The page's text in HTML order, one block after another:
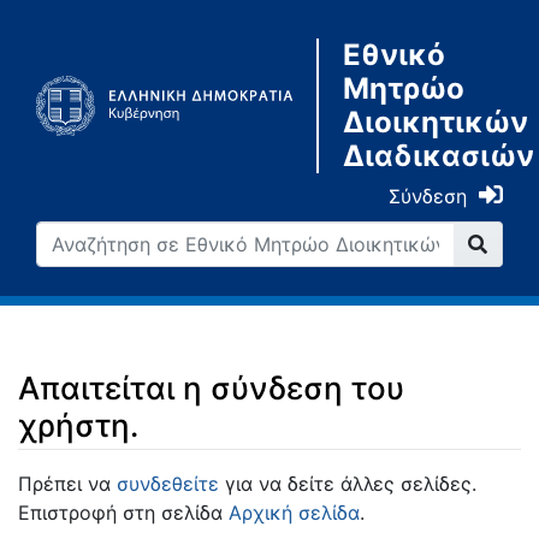
Εθνικό
Μητρώο
Διοικητικών
Διαδικασιών
Σύνδεση
Απαιτείται η σύνδεση του
χρήστη.
Μετάβαση σε:πλοήγηση,αναζήτηση
Πρέπει να συνδεθείτε για να δείτε άλλες σελίδες.
Επιστροφή στη σελίδα Αρχική σελίδα.